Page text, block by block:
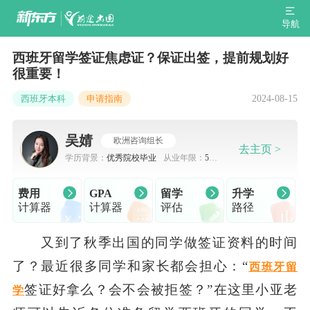
导航
西班牙留学签证焦虑证？保证出签，提前规划好
很重要！
西班牙本科 申请指南 2024-08-15
吴婧
欧洲咨询组长
学历背景： 优秀院校毕业 从业年限： 5-7
去主页 >
费用
计算器
GPA
计算器
留学
评估
升学
路径
又到了秋季出国的同学做签证资料的时间
了？最近很多同学和家长都会担心：“西班牙留
学签证好拿么？会不会被拒签？”在这里小亚老